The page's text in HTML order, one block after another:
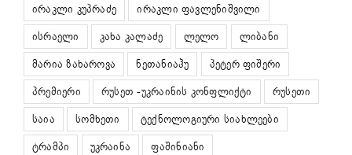
ირაკლი კუპრაძე
ირაკლი ფავლენიშვილი
ისრაელი
კახა კალაძე ლელო
ლიბანი
მარია ზახაროვა
ნეთანიაჰუ
პეტერ ფიშერი
პრემიერი
რუსეთ -უკრაინის კონფლიქტი
რუსეთი
საია
სომხეთი
ტექნოლოგიური სიახლეები
ტრამპი
უკრაინა
ფაშინიანი